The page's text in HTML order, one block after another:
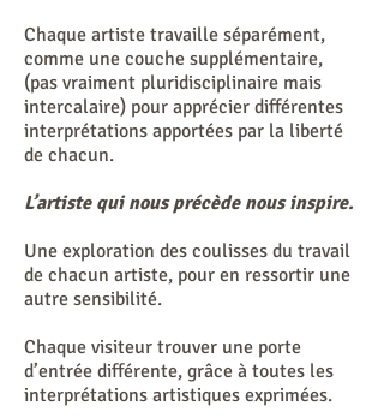
Chaque artiste travaille séparément,
comme une couche supplémentaire,
(pas vraiment pluridisciplinaire mais
intercalaire) pour apprécier différentes
interprétations apportées par la liberté
de chacun.
L’artiste qui nous précède nous inspire.
Une exploration des coulisses du travail
de chacun artiste, pour en ressortir une
autre sensibilité.
Chaque visiteur trouver une porte
d’entrée différente, grâce à toutes les
interprétations artistiques exprimées.